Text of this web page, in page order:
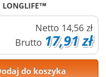
Netto 14,56 zł
Brutto 17,91 zł
do koszyka